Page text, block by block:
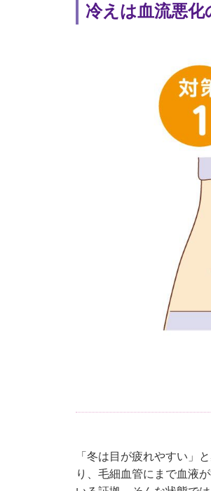
冷えは血流悪
「冬は目が疲れやすい」
り、毛細血管にまで血液